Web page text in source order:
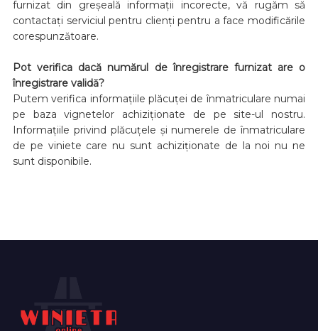
furnizat din greșeală informații incorecte, vă rugăm să
contactați serviciul pentru clienți pentru a face modificările
corespunzătoare.
Pot verifica dacă numărul de înregistrare furnizat are o
înregistrare validă?
Putem verifica informațiile plăcuței de înmatriculare numai
pe baza vignetelor achiziționate de pe site-ul nostru.
Informațiile privind plăcuțele și numerele de înmatriculare
de pe viniete care nu sunt achiziționate de la noi nu ne
sunt disponibile.